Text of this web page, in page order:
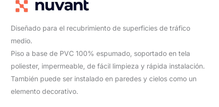
Diseñado para el recubrimiento de superficies de tráfico
medio.
Piso a base de PVC 100% espumado, soportado en tela
poliester, impermeable, de fácil limpieza y rápida instalación.
También puede ser instalado en paredes y cielos como un
elemento decorativo.